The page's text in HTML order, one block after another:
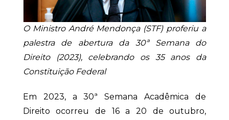
O Ministro André Mendonça (STF) proferiu a
palestra de abertura da 30ª Semana do
Direito (2023), celebrando os 35 anos da
Constituição Federal
Em 2023, a 30ª Semana Acadêmica de
Direito ocorreu de 16 a 20 de outubro,